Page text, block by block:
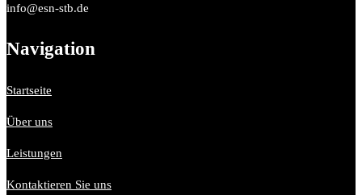
info@esn-stb.de
Navigation
Startseite
Über uns
Leistungen
Kontaktieren Sie uns